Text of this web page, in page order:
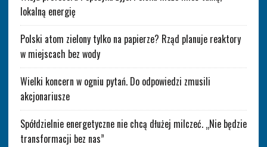
lokalną energię
Polski atom zielony tylko na papierze? Rząd planuje reaktory
w miejscach bez wody
Wielki koncern w ogniu pytań. Do odpowiedzi zmusili
akcjonariusze
Spółdzielnie energetyczne nie chcą dłużej milczeć. „Nie będzie
transformacji bez nas”